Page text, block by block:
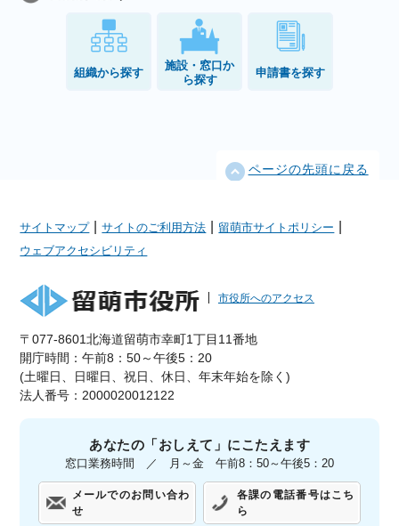
組織から探す
施設・窓口か
ら探す
申請書を探す
ページの先頭に戻る
サイトマップ サイトのご利用方法 留萌市サイトポリシー
ウェブアクセシビリティ
市役所へのアクセス
〒077-8601北海道留萌市幸町1丁目11番地
開庁時間：午前8：50～午後5：20
(土曜日、日曜日、祝日、休日、年末年始を除く)
法人番号：2000020012122
あなたの「おしえて」にこたえます
窓口業務時間 ／ 月～金 午前8：50～午後5：20
メールでのお問い合わ
せ
各課の電話番号はこち
ら